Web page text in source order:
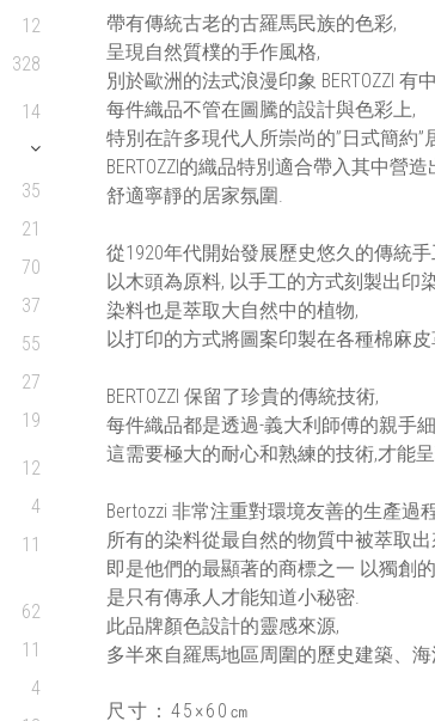
12
328
14
35
21
70
37
55
27
19
12
4
11
62
11
4
帶有傳統古老的古羅馬民族的色彩,
呈現自然質樸的手作風格,
別於歐洲的法式浪漫印象 BERTOZZI 有
每件織品不管在圖騰的設計與色彩上,
特別在許多現代人所崇尚的”日式簡約”
BERTOZZI的織品特別適合帶入其中營
舒適寧靜的居家氛圍.
從1920年代開始發展歷史悠久的傳統
以木頭為原料, 以手工的方式刻製出印
染料也是萃取大自然中的植物,
以打印的方式將圖案印製在各種棉麻
BERTOZZI 保留了珍貴的傳統技術,
每件織品都是透過-義大利師傅的親手
這需要極大的耐心和熟練的技術,才能
Bertozzi 非常注重對環境友善的生產過
所有的染料從最自然的物質中被萃取出
即是他們的最顯著的商標之一 以獨創
是只有傳承人才能知道小秘密.
此品牌顏色設計的靈感來源,
多半來自羅馬地區周圍的歷史建築、海
尺寸：45×60㎝